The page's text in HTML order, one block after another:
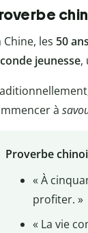
Chine, les 50 ans
jeunesse,
à
Proverbe
« À
profiter. »
« La vie